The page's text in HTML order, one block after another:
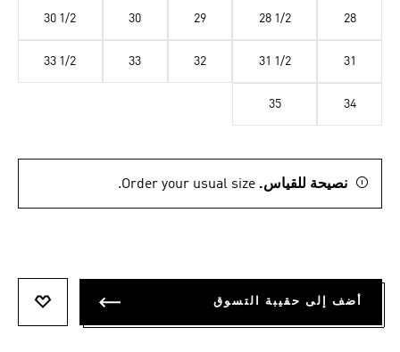
28
28 1/2
29
30
30 1/2
31
31 1/2
32
33
33 1/2
34
35
نصيحة للقياس. Order your usual size.
أضف إلى حقيبة التسوق